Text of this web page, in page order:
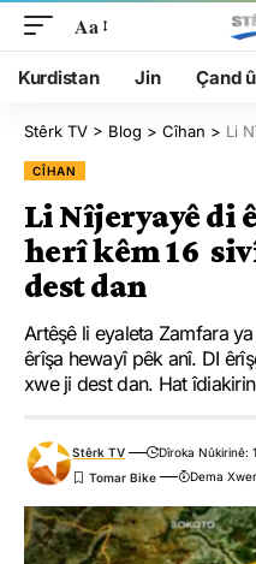
Aa
Kurdistan Jin Çand
Stêrk TV > Blog > Cîhan > Li
CÎHAN
Li Nîjeryayê di
herî kêm 16
dest dan
Artêşê li eyaleta Zamfara
êrîşa hewayî pêk anî. DI
xwe ji dest dan. Hat
Stêrk TV
Dîroka Nûkirinê:
Dema